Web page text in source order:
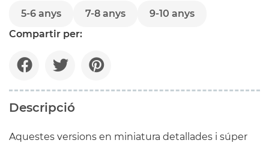
5-6 anys 7-8 anys
9-10 anys
Compartir per:
Descripció
Aquestes versions en miniatura detallades i súper